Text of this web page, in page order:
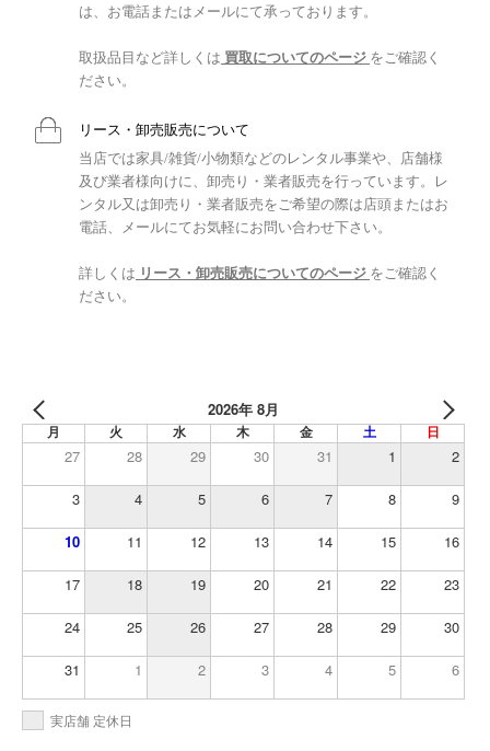
は、お電話またはメールにて承っております。
取扱品目など詳しくは 買取についてのページ をご確認く
ださい。
リース・卸売販売について
当店では家具/雑貨/小物類などのレンタル事業や、店舗様
及び業者様向けに、卸売り・業者販売を行っています。レ
ンタル又は卸売り・業者販売をご希望の際は店頭またはお
電話、メールにてお気軽にお問い合わせ下さい。
詳しくは リース・卸売販売についてのページ をご確認く
ださい。
2026年 8月
月 火 水 木 金 土 日
27 28 29 30 31 1 2
3 4 5 6 7 8 9
10 11 12 13 14 15 16
17 18 19 20 21 22 23
24 25 26 27 28 29 30
31 1 2 3 4 5 6
実店舗 定休日